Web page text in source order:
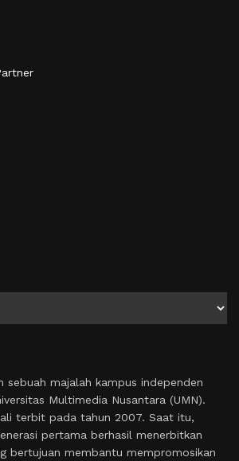
sebuah majalah kampus independen
Multimedia Nusantara (UMN).
terbit pada tahun 2007. Saat itu,
pertama berhasil menerbitkan
bertujuan membantu mempromosikan